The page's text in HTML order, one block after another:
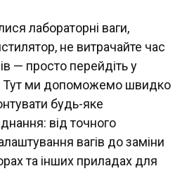
лабораторні ваги,
не витрачайте час
— просто перейдіть у
Тут ми допоможемо швидко
будь-яке
від точного
вагів до заміни
та інших приладах для